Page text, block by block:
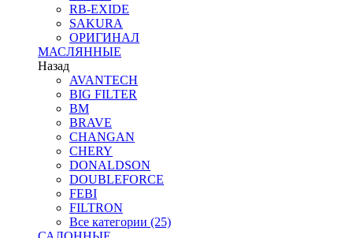
RB-EXIDE
SAKURA
ОРИГИНАЛ
МАСЛЯННЫЕ
Назад
AVANTECH
BIG FILTER
BM
BRAVE
CHANGAN
CHERY
DONALDSON
DOUBLEFORCE
FEBI
FILTRON
Все категории (25)